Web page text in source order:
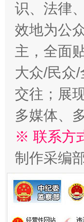
识、法律
效地为公
主，全面
大众/民众
交往；展
多媒体、
※ 联系方
制作采编部